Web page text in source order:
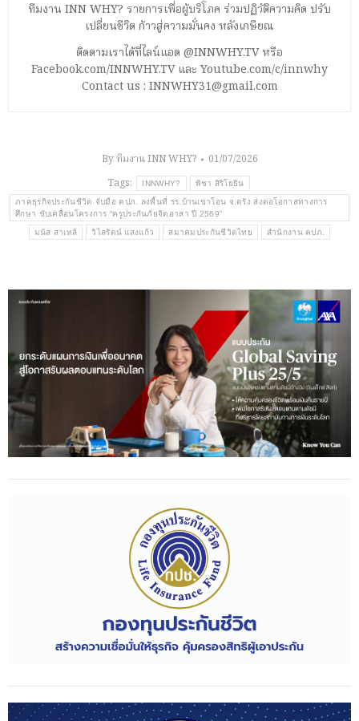
ทีมงาน INN WHY? รายการเพื่อผู้บริโภค ร่วมปฏิวัติความคิด ปรับ
เปลี่ยนชีวิต ก้าวสู่ความมั่นคง หลังเกษียณ
ติดตามเราได้ที่ไลน์แอด @INNWHY.TV หรือ
Facebook.com/INNWHY.TV และ Youtube.com/c/innwhy
Contact us : INNWHY31@gmail.com
Byทีมงาน INN WHY?
01/07/2026
Tags:
INNWHY? พิชา สิริโยธิน
ภาคธุรกิจประกันชีวิต จับมือ คปภ. ลงพื้นที่ รร.บ้านเขาโอน จ.ตรัง ส่งต่อโอกาสทางการ
ศึกษา ขับเคลื่อนโครงการ “ครูประกันภัยจิตอาสา ปี 2569”
มนัส สาเหล้ วิไลรัตน์ แสงแก้ว สมาคมประกันชีวิตไทย สำนักงาน คปภ.